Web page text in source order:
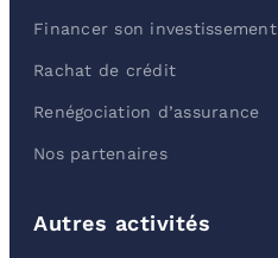
Financer son investissement
Rachat de crédit
Renégociation d’assurance
Nos partenaires
Autres activités